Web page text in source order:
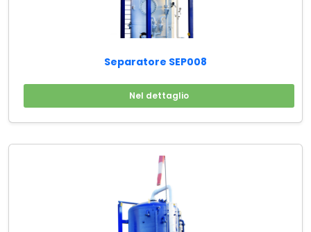
Separatore SEP008
Nel dettaglio